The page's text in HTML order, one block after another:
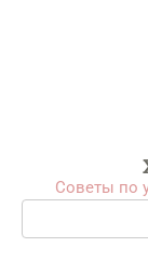
Советы по
Поиск: